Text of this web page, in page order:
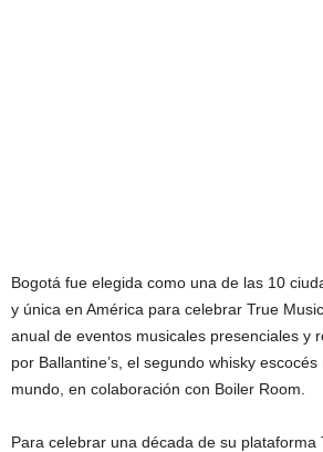
Bogotá fue elegida como una de las 10
y única en América para celebrar True
anual de eventos musicales presenciales y
por Ballantine’s, el segundo whisky
mundo, en colaboración con Boiler Room.
Para celebrar una década de su plataforma